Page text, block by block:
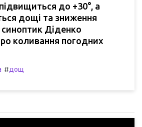
до +30°, а
дощі та зниження
Діденко
коливання погодних
#дощ